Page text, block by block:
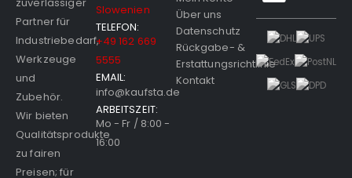
Partner für
Industriebedarf,
Werkzeuge
und
Zubehör.
Wir bieten
Qualitätsprodukte
zu fairen
Preisen; für
Slowenien
TELEFON:
+49 162 669
5555
EMAIL:
info@kaufsta.de
ARBEITSZEIT:
Mo - Fr / 8:00 -
16:00
Über uns
Datenschutz
Rückgabe- &
Erstattungsrichtlinie
Kontakt